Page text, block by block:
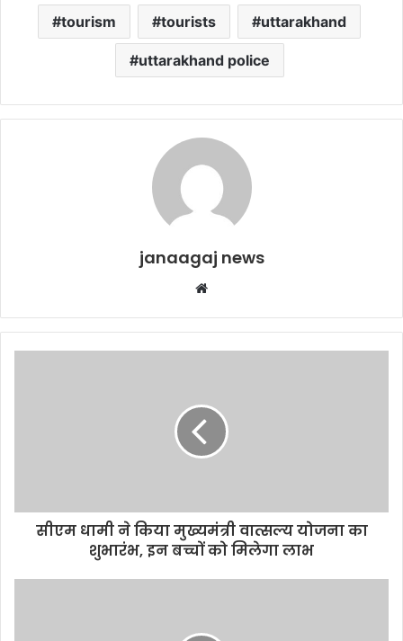
tourism tourists uttarakhand
uttarakhand police
janaagaj news
Website
सीएम धामी ने किया मुख्यमंत्री वात्सल्य योजना का
शुभारंभ, इन बच्चों को मिलेगा लाभ